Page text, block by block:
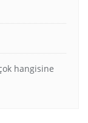
hangisine